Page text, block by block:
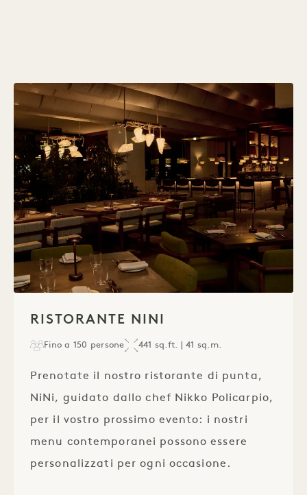
RISTORANTE NINI
Fino a 150 persone 441 sq.ft. | 41 sq.m.
Prenotate il nostro ristorante di punta,
NiNi, guidato dallo chef Nikko Policarpio,
per il vostro prossimo evento: i nostri
menu contemporanei possono essere
personalizzati per ogni occasione.